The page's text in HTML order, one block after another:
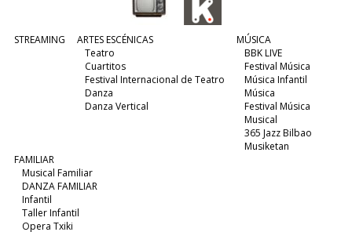
STREAMING
ARTES ESCÉNICAS
Teatro
Cuartitos
Festival Internacional de Teatro
Danza
Danza Vertical
MÚSICA
BBK LIVE
Festival Música
Música Infantil
Música
Festival Música
Musical
365 Jazz Bilbao
Musiketan
FAMILIAR
Musical Familiar
DANZA FAMILIAR
Infantil
Taller Infantil
Opera Txiki